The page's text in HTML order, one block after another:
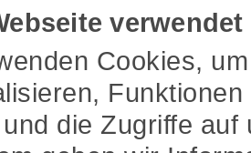
Cookies,
die Zugriffe